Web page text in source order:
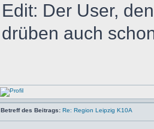
Edit: Der User,
drüben auch
Betreff des Beitrags: Re: Region Leipzig K10A